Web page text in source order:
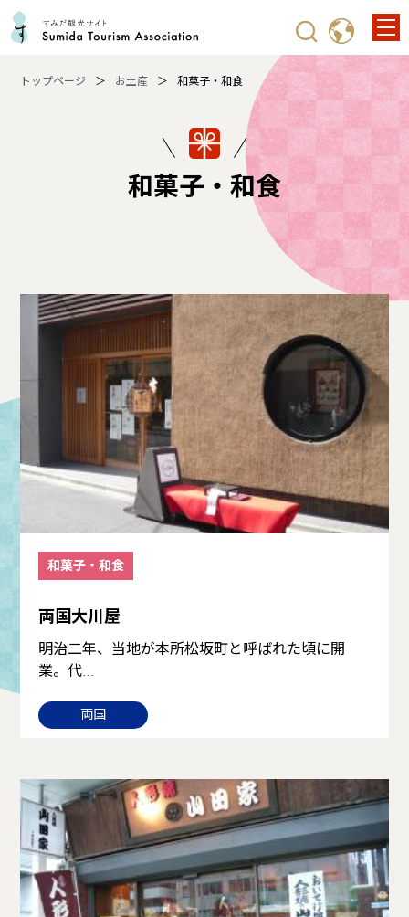
トップページ お土産 和菓子・和食
和菓子・和食
和菓子・和食
両国大川屋
明治二年、当地が本所松坂町と呼ばれた頃に開
業。代…
両国